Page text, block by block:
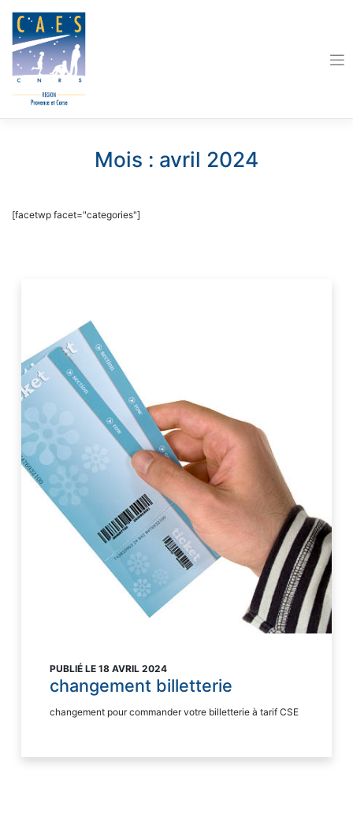
content
Mois : avril 2024
[facetwp facet="categories"]
PUBLIÉ LE 18 AVRIL 2024
changement billetterie
changement pour commander votre billetterie à tarif CSE